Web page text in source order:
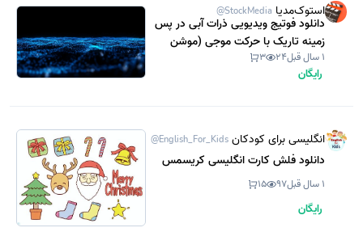
استوک‌مدیا @StockMedia
دانلود فوتیج ویدیویی ذرات آبی در پس
زمینه تاریک با حرکت موجی (موشن
گرافیک)1 سال قبل 24
3
رایگان
انگلیسی برای کودکان @English_For_Kids
دانلود فلش کارت انگلیسی کریسمس
1 سال قبل 97
15
رایگان